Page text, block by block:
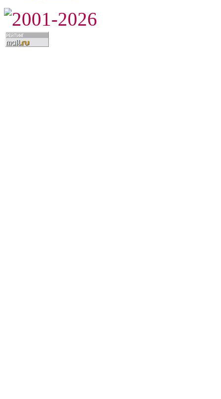
2001-2026